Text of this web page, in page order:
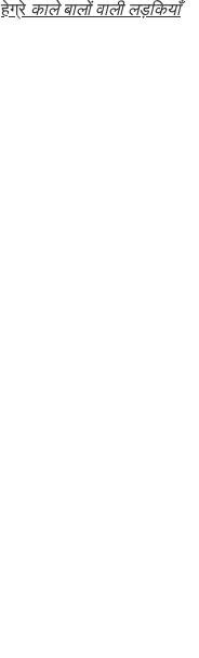
हेग्रे काले बालों वाली लड़कियाँ